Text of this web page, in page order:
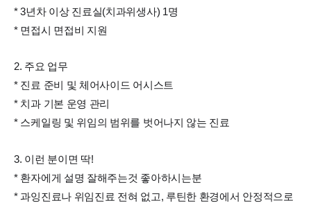
* 3년차 이상 진료실(치과위생사) 1명
* 면접시 면접비 지원
2. 주요 업무
* 진료 준비 및 체어사이드 어시스트
* 치과 기본 운영 관리
* 스케일링 및 위임의 범위를 벗어나지 않는 진료
3. 이런 분이면 딱!
* 환자에게 설명 잘해주는것 좋아하시는분
* 과잉진료나 위임진료 전혀 없고, 루틴한 환경에서 안정적으로